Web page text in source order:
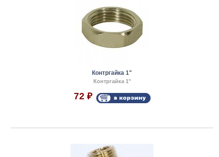
Контргайка 1"
Контргайка 1"
72 ₽